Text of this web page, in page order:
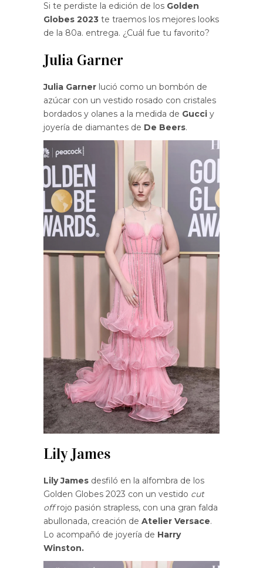
Si te perdiste la edición de los Golden
Globes 2023 te traemos los mejores looks
de la 80a. entrega. ¿Cuál fue tu favorito?
Julia Garner
Julia Garner lució como un bombón de
azúcar con un vestido rosado con cristales
bordados y olanes a la medida de Gucci y
joyería de diamantes de De Beers.
Lily James
Lily James desfiló en la alfombra de los
Golden Globes 2023 con un vestido cut
offrojo pasión strapless, con una gran falda
abullonada, creación de Atelier Versace.
Lo acompañó de joyería de Harry
Winston.